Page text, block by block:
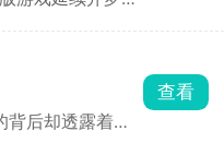
宙空间内自由探
球，在星际中建
种娱乐设施全部
获宇宙里的小惊
背后却透露着诡
查看